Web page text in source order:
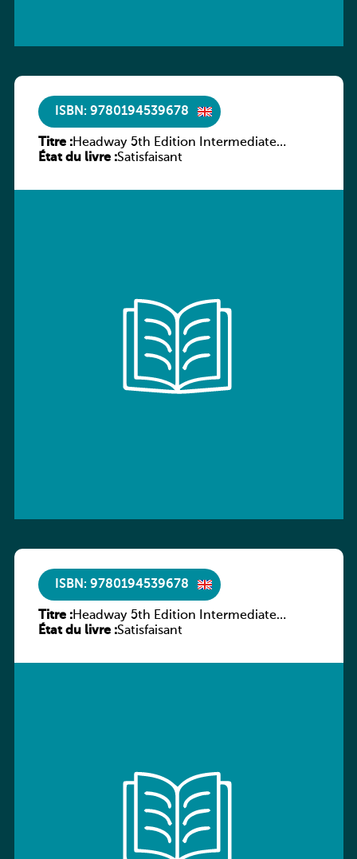
ISBN: 9780194539678
Titre :Headway 5th Edition Intermediate
Workbook without key
État du livre :Satisfaisant
ISBN: 9780194539678
Titre :Headway 5th Edition Intermediate
Workbook without key
État du livre :Satisfaisant